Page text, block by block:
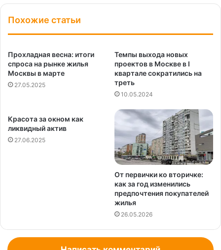
Похожие статьи
Прохладная весна: итоги
спроса на рынке жилья
Москвы в марте
27.05.2025
Темпы выхода новых
проектов в Москве в I
квартале сократились на
треть
10.05.2024
Красота за окном как
ликвидный актив
27.06.2025
От первички ко вторичке:
как за год изменились
предпочтения покупателей
жилья
26.05.2026